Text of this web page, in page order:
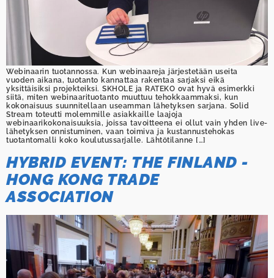
Webinaarin tuotannossa. Kun webinaareja järjestetään useita
vuoden aikana, tuotanto kannattaa rakentaa sarjaksi eikä
yksittäisiksi projekteiksi. SKHOLE ja RATEKO ovat hyvä esimerkki
siitä, miten webinaarituotanto muuttuu tehokkaammaksi, kun
kokonaisuus suunnitellaan useamman lähetyksen sarjana. Solid
Stream toteutti molemmille asiakkaille laajoja
webinaarikokonaisuuksia, joissa tavoitteena ei ollut vain yhden live-
lähetyksen onnistuminen, vaan toimiva ja kustannustehokas
tuotantomalli koko koulutussarjalle. Lähtötilanne […]
HYBRID EVENT: THE FINLAND -
HONG KONG TRADE
ASSOCIATION